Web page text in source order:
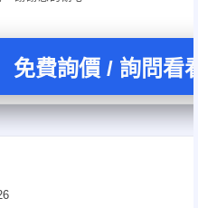
藝品設計加工，
眾多的公仔，印
免費詢價 / 詢問看